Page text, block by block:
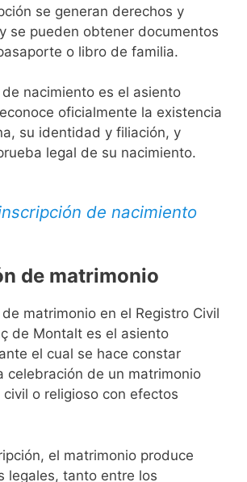
se generan derechos y
se pueden obtener documentos
o libro de familia.
nacimiento es el asiento
oficialmente la existencia
su identidad y filiación, y
legal de su nacimiento.
de nacimiento
de matrimonio
matrimonio en el Registro Civil
de Montalt es el asiento
el cual se hace constar
celebración de un matrimonio
o religioso con efectos
el matrimonio produce
legales, tanto entre los